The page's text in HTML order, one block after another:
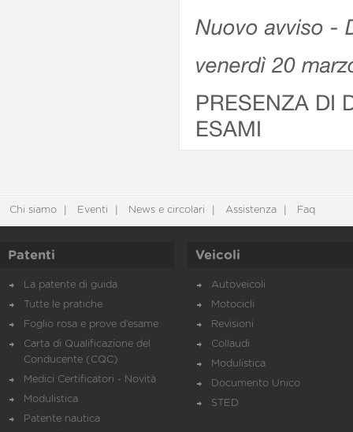
Nuovo avviso -
venerdì 20
PRESENZA DI
ESAMI
Chi siamo Eventi News e circolari Assistenza Faq
Patenti
La patente di guida
Tutte le pratiche
Foglio rosa e prove d’esame
Carta di Qualificazione del
Conducente (CQC)
Medici Certificatori - Novità
Modulistica
Patente nautica
Veicoli
Autoveicoli
Motocicli
Revisioni
Collaudi
Modulistica
Documento Unico
STED